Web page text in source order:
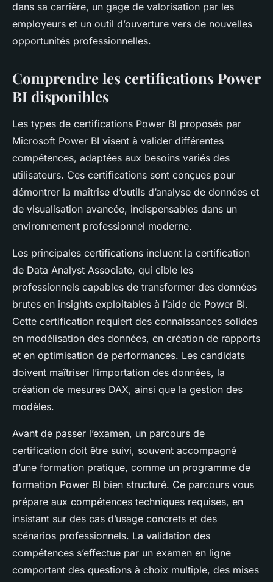
dans sa carrière, un gage de valorisation par les
employeurs et un outil d’ouverture vers de nouvelles
opportunités professionnelles.
Comprendre les certifications Power
BI disponibles
Les types de certifications Power BI proposés par
Microsoft Power BI visent à valider différentes
compétences, adaptées aux besoins variés des
utilisateurs. Ces certifications sont conçues pour
démontrer la maîtrise d’outils d’analyse de données et
de visualisation avancée, indispensables dans un
environnement professionnel moderne.
Les principales certifications incluent la certification
de Data Analyst Associate, qui cible les
professionnels capables de transformer des données
brutes en insights exploitables à l’aide de Power BI.
Cette certification requiert des connaissances solides
en modélisation des données, en création de rapports
et en optimisation de performances. Les candidats
doivent maîtriser l’importation des données, la
création de mesures DAX, ainsi que la gestion des
modèles.
Avant de passer l’examen, un parcours de
certification doit être suivi, souvent accompagné
d’une formation pratique, comme un programme de
formation Power BI bien structuré. Ce parcours vous
prépare aux compétences techniques requises, en
insistant sur des cas d’usage concrets et des
scénarios professionnels. La validation des
compétences s’effectue par un examen en ligne
comportant des questions à choix multiple, des mises